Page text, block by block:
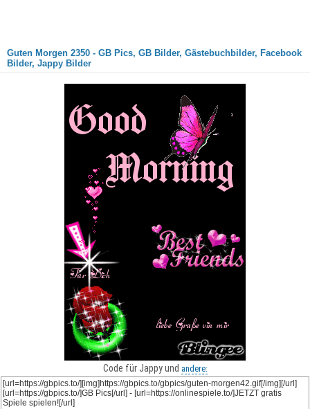
Guten Morgen 2350 - GB Pics, GB Bilder, Gästebuchbilder, Facebook
Bilder, Jappy Bilder
Code für Jappy und andere: